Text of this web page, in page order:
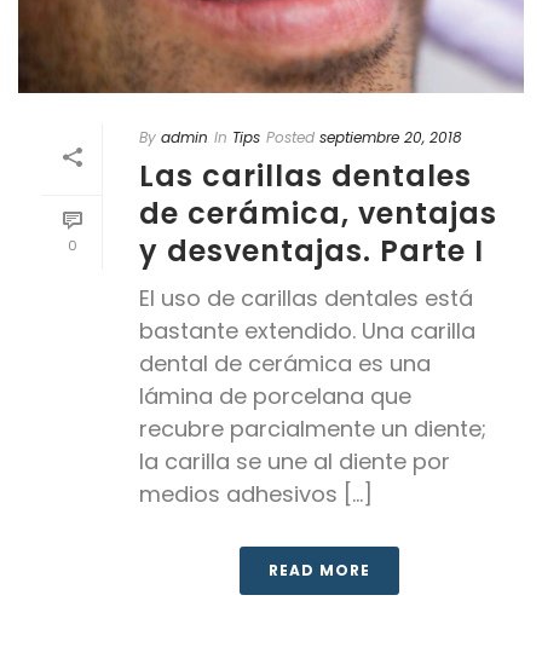
0
By admin In Tips Posted septiembre 20, 2018
Las carillas dentales
de cerámica, ventajas
y desventajas. Parte I
El uso de carillas dentales está
bastante extendido. Una carilla
dental de cerámica es una
lámina de porcelana que
recubre parcialmente un diente;
la carilla se une al diente por
medios adhesivos [...]
READ MORE